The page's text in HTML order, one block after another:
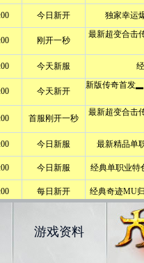
游戏资料